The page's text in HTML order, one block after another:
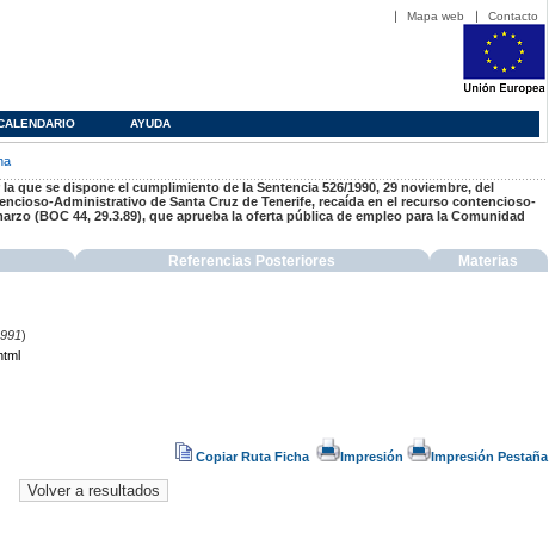
Mapa web Contacto
AYUDA
que se dispone el cumplimiento de la Sentencia 526/1990, 29 noviembre, del
Administrativo de Santa Cruz de Tenerife, recaída en el recurso contencioso-
(BOC 44, 29.3.89), que aprueba la oferta pública de empleo para la Comunidad
Referencias Posteriores Materias
)
Copiar Ruta Ficha Impresión Impresión Pestaña